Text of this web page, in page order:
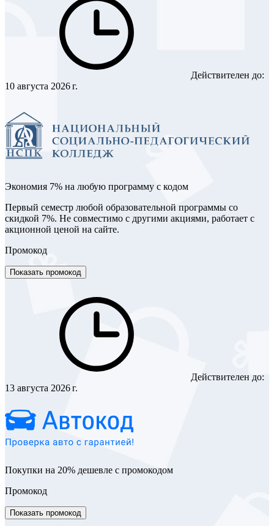
Действителен до:
10 августа 2026 г.
Экономия 7% на любую программу с кодом
Первый семестр любой образовательной программы со
скидкой 7%. Не совместимо с другими акциями, работает с
акционной ценой на сайте.
Промокод
Показать промокод
Действителен до:
13 августа 2026 г.
Покупки на 20% дешевле с промокодом
Промокод
Показать промокод